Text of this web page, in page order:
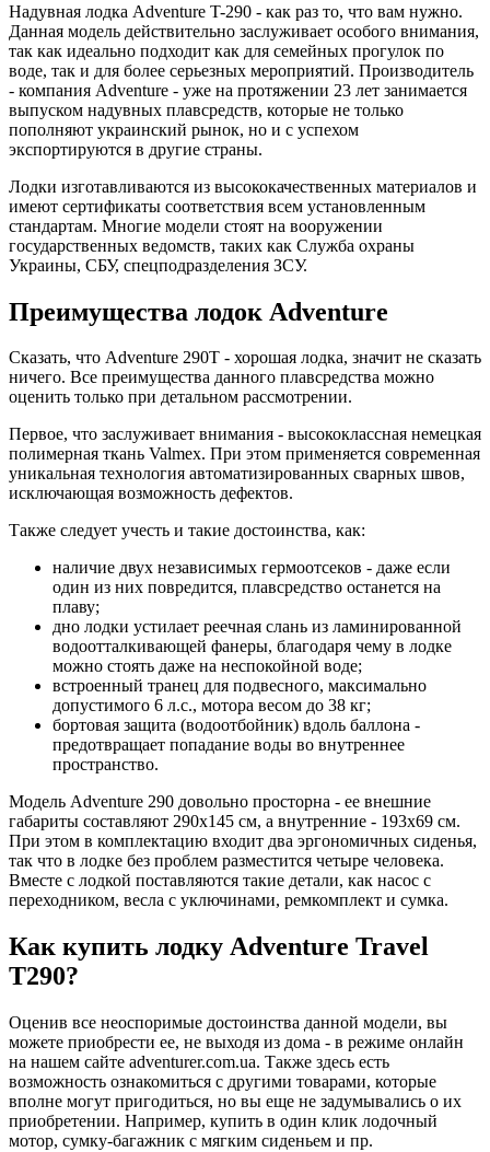
Надувная лодка Adventure T-290 - как раз то, что вам нужно.
Данная модель действительно заслуживает особого внимания,
так как идеально подходит как для семейных прогулок по
воде, так и для более серьезных мероприятий. Производитель
- компания Adventure - уже на протяжении 23 лет занимается
выпуском надувных плавсредств, которые не только
пополняют украинский рынок, но и с успехом
экспортируются в другие страны.
Лодки изготавливаются из высококачественных материалов и
имеют сертификаты соответствия всем установленным
стандартам. Многие модели стоят на вооружении
государственных ведомств, таких как Служба охраны
Украины, СБУ, спецподразделения ЗСУ.
Преимущества лодок Adventure
Сказать, что Adventure 290Т - хорошая лодка, значит не сказать
ничего. Все преимущества данного плавсредства можно
оценить только при детальном рассмотрении.
Первое, что заслуживает внимания - высококлассная немецкая
полимерная ткань Valmex. При этом применяется современная
уникальная технология автоматизированных сварных швов,
исключающая возможность дефектов.
Также следует учесть и такие достоинства, как:
наличие двух независимых гермоотсеков - даже если
один из них повредится, плавсредство останется на
плаву;
дно лодки устилает реечная слань из ламинированной
водоотталкивающей фанеры, благодаря чему в лодке
можно стоять даже на неспокойной воде;
встроенный транец для подвесного, максимально
допустимого 6 л.с., мотора весом до 38 кг;
бортовая защита (водоотбойник) вдоль баллона -
предотвращает попадание воды во внутреннее
пространство.
Модель Adventure 290 довольно просторна - ее внешние
габариты составляют 290х145 см, а внутренние - 193х69 см.
При этом в комплектацию входит два эргономичных сиденья,
так что в лодке без проблем разместится четыре человека.
Вместе с лодкой поставляются такие детали, как насос с
переходником, весла с уключинами, ремкомплект и сумка.
Как купить лодку Adventure Travel
Т290?
Оценив все неоспоримые достоинства данной модели, вы
можете приобрести ее, не выходя из дома - в режиме онлайн
на нашем сайте adventurer.com.ua. Также здесь есть
возможность ознакомиться с другими товарами, которые
вполне могут пригодиться, но вы еще не задумывались о их
приобретении. Например, купить в один клик лодочный
мотор, сумку-багажник с мягким сиденьем и пр.